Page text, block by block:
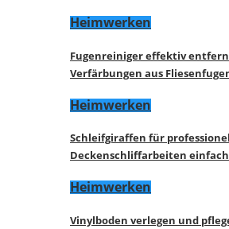
Heimwerken
Fugenreiniger effektiv
Verfärbungen aus
Heimwerken
Schleifgiraffen für
Deckenschliffarbeiten
Heimwerken
Vinylboden verlegen und